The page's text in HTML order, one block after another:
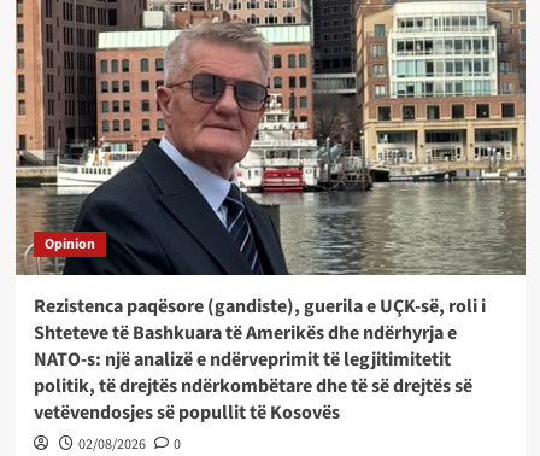
Opinion
Rezistenca paqësore (gandiste), guerila e UÇK-së, roli i
Shteteve të Bashkuara të Amerikës dhe ndërhyrja e
NATO-s: një analizë e ndërveprimit të legjitimitetit
politik, të drejtës ndërkombëtare dhe të së drejtës së
vetëvendosjes së popullit të Kosovës
02/08/2026 0